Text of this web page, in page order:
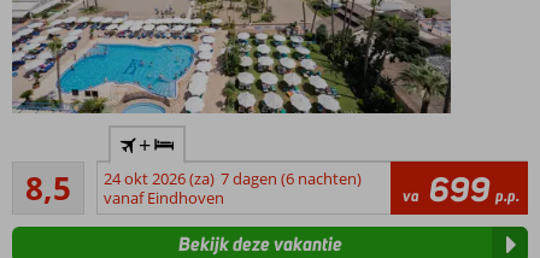
Verbeterd
All
Inclusive
concept
boulevard
en het
strand
Een buffet- en
8,5Aanrader
331
beoordelingen
+
24 okt 2026 (za) 7 dagen (6 nachten)
vanaf Eindhoven
va 699 p.p.
Bekijk deze vakantie